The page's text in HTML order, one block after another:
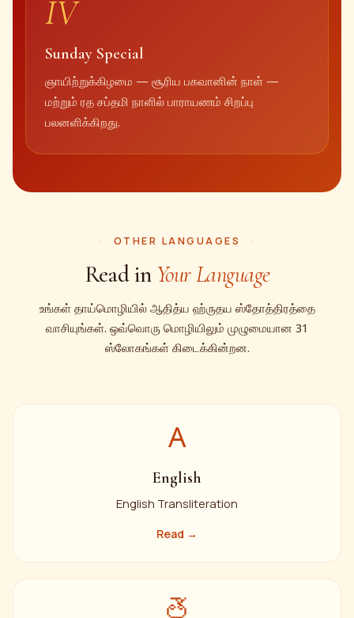
IV
Sunday Special
ஞாயிற்றுக்கிழமை — சூரிய பகவானின் நாள் —
மற்றும் ரத சப்தமி நாளில் பாராயணம் சிறப்பு
பலனளிக்கிறது.
OTHER LANGUAGES
Read in Your Language
உங்கள் தாய்மொழியில் ஆதித்ய ஹ்ருதய ஸ்தோத்திரத்தை
வாசியுங்கள். ஒவ்வொரு மொழியிலும் முழுமையான 31
ஸ்லோகங்கள் கிடைக்கின்றன.
A
English
English Transliteration
Read →